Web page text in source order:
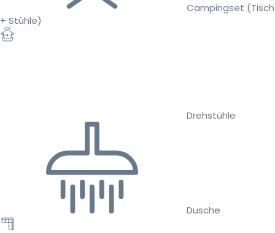
Campingset (Tisch
+ Stühle)
Drehstühle
Dusche